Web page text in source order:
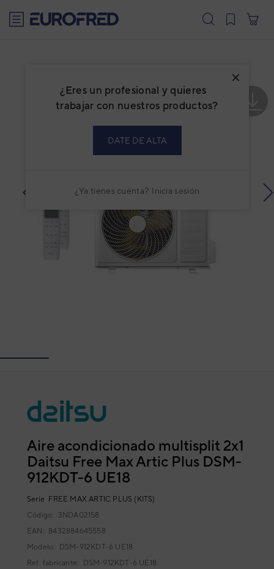
¿Eres un profesional y quieres
trabajar con nuestros productos?
DATE DE ALTA
¿Ya tienes cuenta? Inicia sesión
Aire acondicionado multisplit 2x1
Daitsu Free Max Artic Plus DSM-
912KDT-6 UE18
Serie FREE MAX ARTIC PLUS (KITS)
Código: 3NDA02158
EAN: 8432884645558
Modelo:
DSM-912KDT-6 UE18
Ref. fabricante:
DSM-912KDT-6 UE18